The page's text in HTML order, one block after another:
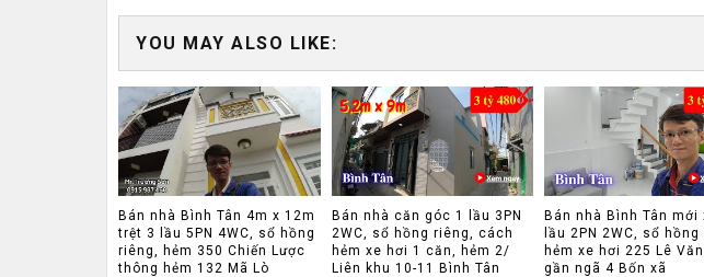
YOU MAY ALSO LIKE:
Bán nhà Bình Tân 4m x 12m
trệt 3 lầu 5PN 4WC, sổ hồng
riêng, hẻm 350 Chiến Lược
thông hẻm 132 Mã Lò
Bán nhà căn góc 1 lầu 3PN
2WC, sổ hồng riêng, cách
hẻm xe hơi 1 căn, hẻm 2/
Liên khu 10-11 Bình Tân
Bán nhà Bình Tân mới
lầu 2PN 2WC, sổ hồng
hẻm xe hơi 225 Lê Văn
gần ngã 4 Bốn xã